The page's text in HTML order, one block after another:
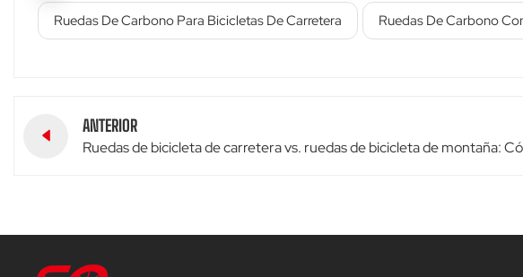
Ruedas De Carbono Para Bicicletas De Carretera Ruedas De Carbono
ANTERIOR
Ruedas de bicicleta de carretera vs. ruedas de bicicleta de montaña: